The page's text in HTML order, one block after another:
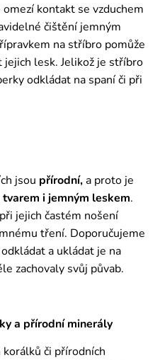
omezí kontakt se vzduchem
čištění jemným
na stříbro pomůže
lesk. Jelikož je stříbro
odkládat na spaní či při
jsou přírodní,a proto je
i jemným leskem.
jejich častém nošení
tření. Doporučujeme
a ukládat je na
zachovaly svůj půvab.
a přírodní minerály
či přírodních